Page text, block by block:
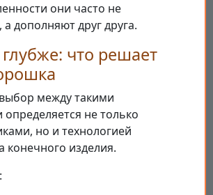
они часто не
а дополняют друг друга.
что решает
между такими
не только
но и технологией
конечного изделия.